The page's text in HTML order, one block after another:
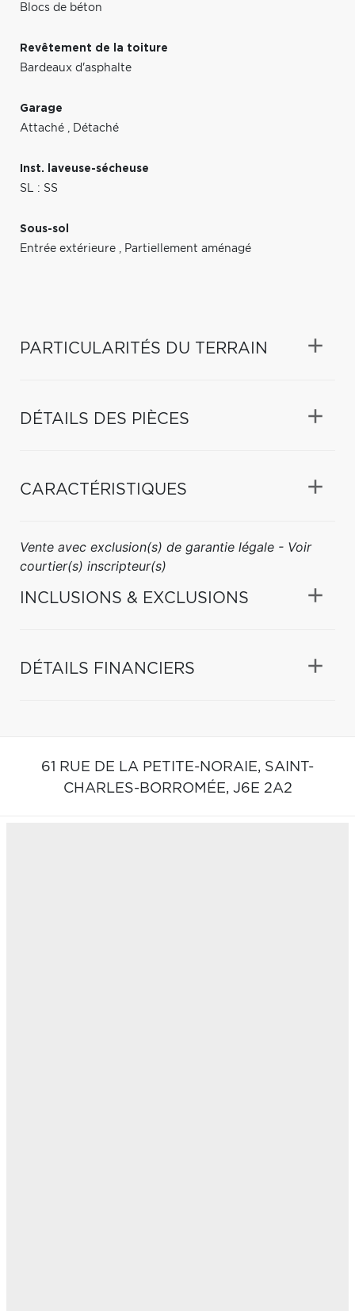
Blocs de béton
Revêtement de la toiture
Bardeaux d'asphalte
Garage
Attaché , Détaché
Inst. laveuse-sécheuse
SL : SS
Sous-sol
Entrée extérieure , Partiellement aménagé
PARTICULARITÉS DU TERRAIN
DÉTAILS DES PIÈCES
CARACTÉRISTIQUES
Vente avec exclusion(s) de garantie légale - Voir
courtier(s) inscripteur(s)
INCLUSIONS & EXCLUSIONS
DÉTAILS FINANCIERS
61 RUE DE LA PETITE-NORAIE, SAINT-
CHARLES-BORROMÉE, J6E 2A2